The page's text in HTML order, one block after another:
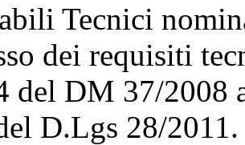
Tecnici
dei requisiti
del DM 37/2008
D.Lgs 28/2011.